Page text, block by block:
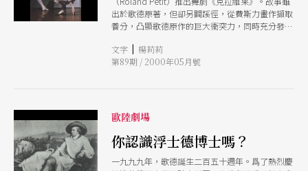
出於歌德原著，但卻另闢蹊徑，從費斯力畫作擷取
養分，凸顯歌德原作的巨大衝突力，同時充分發揮
將文學、舞蹈與音樂緊密結合。
文字 | 楊莉莉
第89期 / 2000年05月號
歐陸劇場
你認識浮士德博士嗎？
一九九九年，歌德誕生二百五十週年。爲了熱烈慶